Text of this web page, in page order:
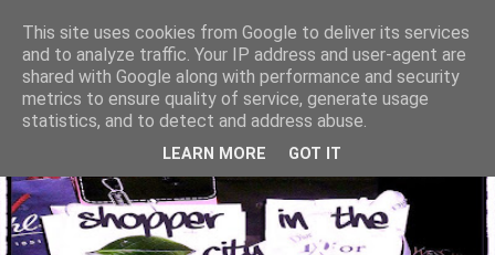
This site uses cookies from Google to deliver its services
and to analyze traffic. Your IP address and user-agent are
shared with Google along with performance and security
metrics to ensure quality of service, generate usage
statistics, and to detect and address abuse.
LEARN MORE GOT IT